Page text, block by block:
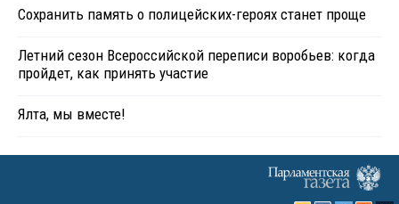
Сохранить память о полицейских-героях станет проще
Летний сезон Всероссийской переписи воробьев: когда
пройдет, как принять участие
Ялта, мы вместе!